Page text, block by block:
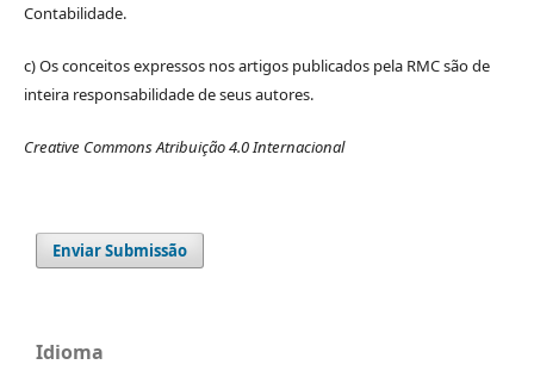
Contabilidade.
c) Os conceitos expressos nos artigos publicados pela RMC são de
inteira responsabilidade de seus autores.
Creative Commons Atribuição 4.0 Internacional
Enviar Submissão
Idioma